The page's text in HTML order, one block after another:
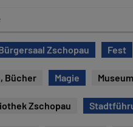
Zschopau Fest
Bücher Magie Museum
Zschopau